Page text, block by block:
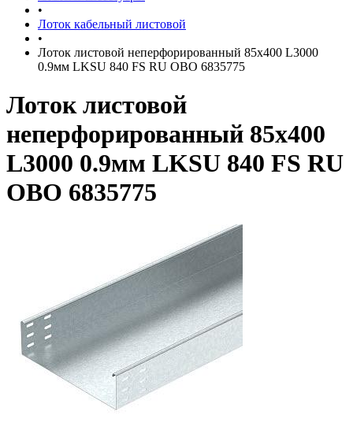
•
Лоток кабельный листовой
•
Лоток листовой неперфорированный 85х400 L3000
0.9мм LKSU 840 FS RU OBO 6835775
Лоток листовой
неперфорированный 85х400
L3000 0.9мм LKSU 840 FS RU
OBO 6835775